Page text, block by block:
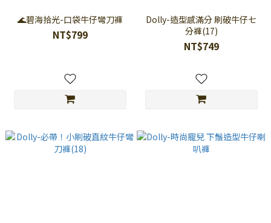
🌊碧海拾光-口袋牛仔彎刀褲
NT$799
Dolly-造型感滿分 刷破牛仔七
分褲(17)
NT$749